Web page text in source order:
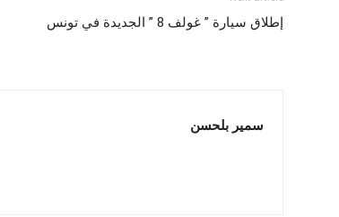
إطلاق سيارة ” غولف 8 ” الجديدة في تونس
سمير بلحسن